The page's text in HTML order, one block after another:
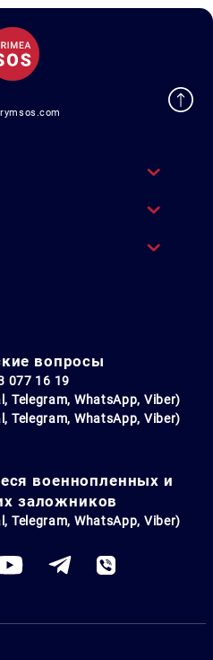
вопросы
077 16 19
Telegram, WhatsApp, Viber)
Telegram, WhatsApp, Viber)
военнопленных и
заложников
Telegram, WhatsApp, Viber)